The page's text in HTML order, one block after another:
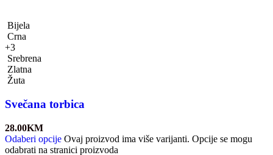
Bijela
Crna
+3
Srebrena
Zlatna
Žuta
Svečana torbica
28.00KM
Odaberi opcije Ovaj proizvod ima više varijanti. Opcije se mogu
odabrati na stranici proizvoda